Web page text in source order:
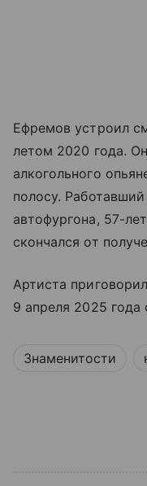
Ефремов устроил
летом 2020 года.
алкогольного
полосу.
автофургона, 57-
скончался от
Артиста
9 апреля 2025
Знаменитости